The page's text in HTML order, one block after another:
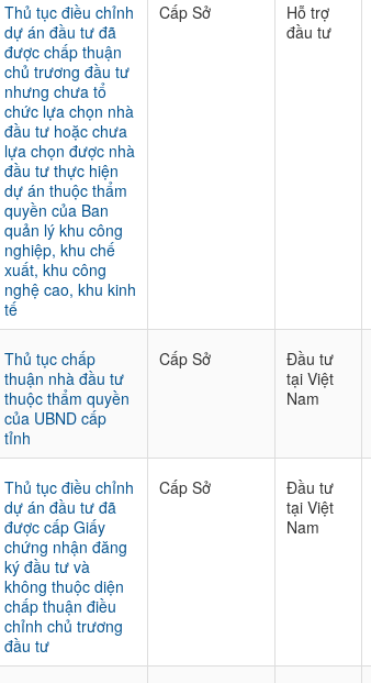
Thủ tục điều chỉnh
dự án đầu tư đã
được chấp thuận
chủ trương đầu tư
nhưng chưa tổ
chức lựa chọn nhà
đầu tư hoặc chưa
lựa chọn được nhà
đầu tư thực hiện
dự án thuộc thẩm
quyền của Ban
quản lý khu công
nghiệp, khu chế
xuất, khu công
nghệ cao, khu kinh
tế
Cấp Sở
Hỗ trợ
đầu tư
Thủ tục chấp
thuận nhà đầu tư
thuộc thẩm quyền
của UBND cấp
tỉnh
Cấp Sở
Đầu tư
tại Việt
Nam
Thủ tục điều chỉnh
dự án đầu tư đã
được cấp Giấy
chứng nhận đăng
ký đầu tư và
không thuộc diện
chấp thuận điều
chỉnh chủ trương
đầu tư
Cấp Sở
Đầu tư
tại Việt
Nam